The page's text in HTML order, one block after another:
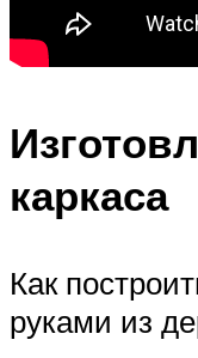
каркаса
Как
руками из